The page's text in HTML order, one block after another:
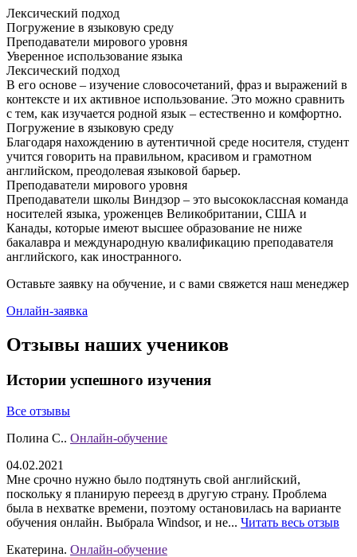
Лексический подход
Погружение в языковую среду
Преподаватели мирового уровня
Уверенное использование языка
Лексический подход
В его основе – изучение словосочетаний, фраз и выражений в
контексте и их активное использование. Это можно сравнить
с тем, как изучается родной язык – естественно и комфортно.
Погружение в языковую среду
Благодаря нахождению в аутентичной среде носителя, студент
учится говорить на правильном, красивом и грамотном
английском, преодолевая языковой барьер.
Преподаватели мирового уровня
Преподаватели школы Виндзор – это высококлассная команда
носителей языка, уроженцев Великобритании, США и
Канады, которые имеют высшее образование не ниже
бакалавра и международную квалификацию преподавателя
английского, как иностранного.
Оставьте заявку на обучение, и с вами свяжется наш менеджер
Онлайн-заявка
Отзывы наших учеников
Истории успешного изучения
Все отзывы
Полина С.. Онлайн-обучение
04.02.2021
Мне срочно нужно было подтянуть свой английский,
поскольку я планирую переезд в другую страну. Проблема
была в нехватке времени, поэтому остановилась на варианте
обучения онлайн. Выбрала Windsor, и не... Читать весь отзыв
Екатерина. Онлайн-обучение